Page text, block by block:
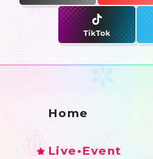
Home
Live•Event